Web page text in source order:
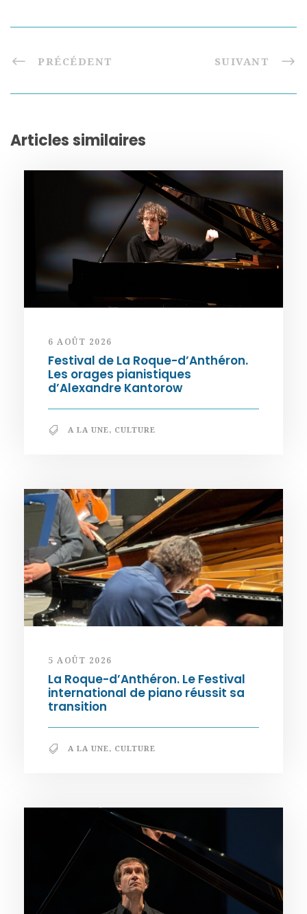
PRÉCÉDENT SUIVANT
Articles similaires
6 AOÛT 2026
Festival de La Roque-d’Anthéron.
Les orages pianistiques
d’Alexandre Kantorow
A LA UNE, CULTURE
5 AOÛT 2026
La Roque-d’Anthéron. Le Festival
international de piano réussit sa
transition
A LA UNE, CULTURE